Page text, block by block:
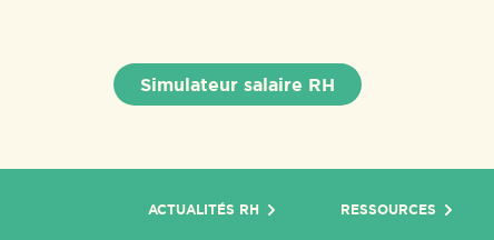
Simulateur salaire RH
ACTUALITÉS RH RESSOURCES